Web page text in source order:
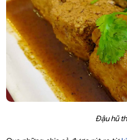
Đậu hũ